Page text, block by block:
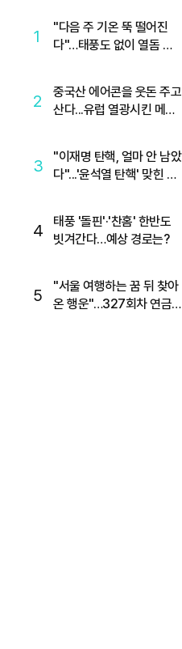
1
"다음 주 기온 뚝 떨어진
다"…태풍도 없이 열돔 박
2
중국산 에어콘을 웃돈 주고
산다...유럽 열광시킨 메이
3
"이재명 탄핵, 얼마 안 남았
다"...'윤석열 탄핵' 맞힌 무
4
태풍 '돌핀'·'찬홈' 한반도
빗겨간다…예상 경로는?
5
"서울 여행하는 꿈 뒤 찾아
온 행운"…327회차 연금